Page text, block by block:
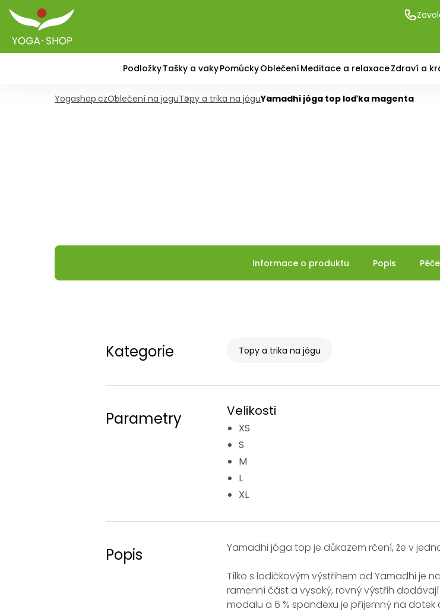
PodložkyTašky a vakyPomůckyOblečeníMeditace a relaxaceZdraví a
Yogashop.czOblečení na joguTopy a trika na jóguYamadhi jóga top loďka magenta
Informace o produktu Popis
Kategorie Topy a trika na jógu
Parametry Velikosti
XS
S
M
L
XL
Popis Yamadhi jóga top je důkazem rčení, že v
Tílko s lodičkovým výstřihem od Yamadhi je
ramenní část a vysoký, rovný výstřih
modalu a 6 % spandexu je příjemný na